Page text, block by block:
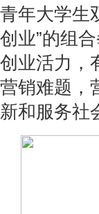
青年大学生
创业”的组
创业活力，
营销难题，
新和服务社